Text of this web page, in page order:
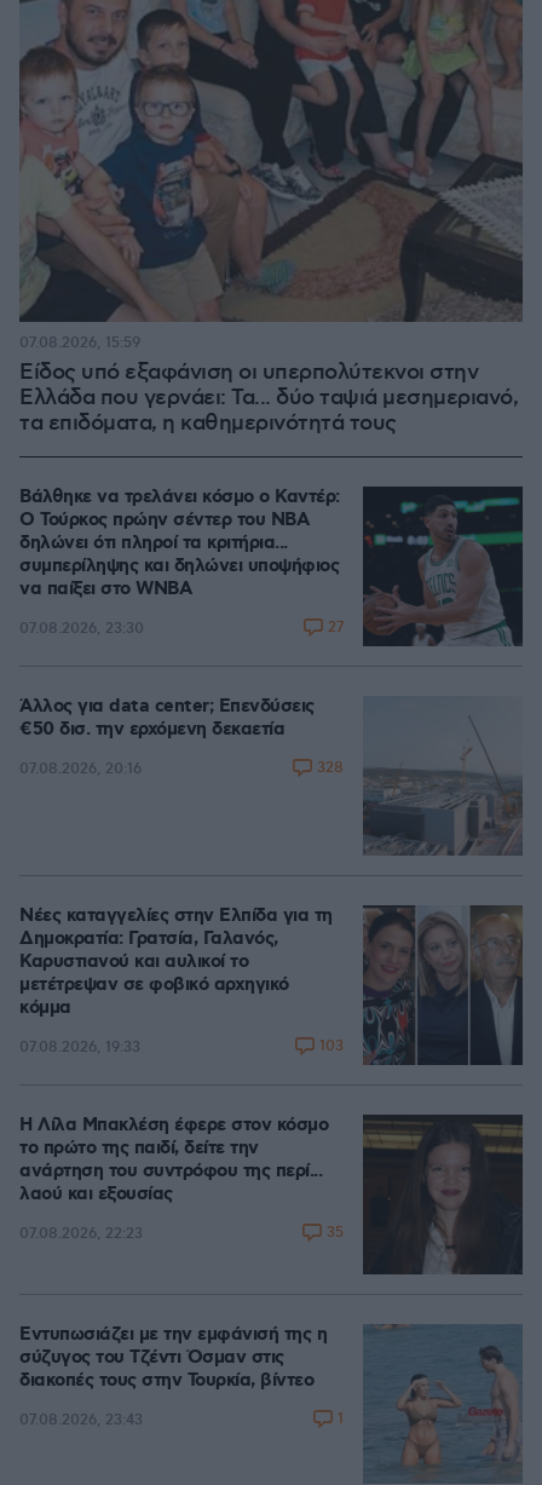
Είδος υπό εξαφάνιση οι υπερπολύτεκνοι στην
Ελλάδα που γερνάει: Τα... δύο ταψιά μεσημεριανό,
τα επιδόματα, η καθημερινότητά τους
07.08.2026, 15:59
Βάλθηκε να τρελάνει κόσμο ο Καντέρ:
Ο Τούρκος πρώην σέντερ του NBA
δηλώνει ότι πληροί τα κριτήρια...
συμπερίληψης και δηλώνει υποψήφιος
να παίξει στο WNBA
07.08.2026, 23:30 27
Άλλος για data center; Επενδύσεις
€50 δισ. την ερχόμενη δεκαετία
07.08.2026, 20:16 328
Νέες καταγγελίες στην Ελπίδα για τη
Δημοκρατία: Γρατσία, Γαλανός,
Καρυστιανού και αυλικοί το
μετέτρεψαν σε φοβικό αρχηγικό
κόμμα
07.08.2026, 19:33 103
Η Λίλα Μπακλέση έφερε στον κόσμο
το πρώτο της παιδί, δείτε την
ανάρτηση του συντρόφου της περί...
λαού και εξουσίας
07.08.2026, 22:23 35
Εντυπωσιάζει με την εμφάνισή της η
σύζυγος του Τζέντι Όσμαν στις
διακοπές τους στην Τουρκία, βίντεο
07.08.2026, 23:43 1